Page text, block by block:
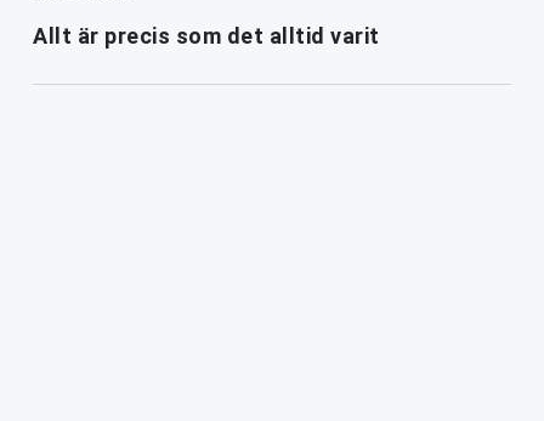
Allt är precis som det alltid varit